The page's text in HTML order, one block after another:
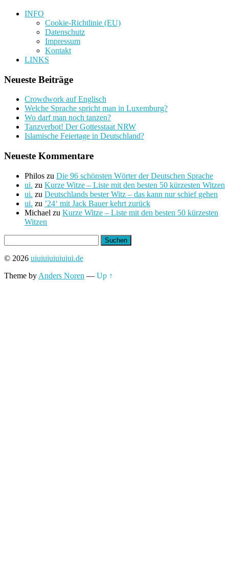
INFO
Cookie-Richtlinie (EU)
Datenschutz
Impressum
Kontakt
LINKS
Neueste Beiträge
Crowdwork auf Englisch
Welche Sprache spricht man in Luxemburg?
Wo darf man noch tanzen?
Tanzverbot! Der Gottesstaat NRW
Islamische Feiertage in Deutschland?
Neueste Kommentare
Philos zu Die 96 schönsten Wörter der Deutschen Sprache
ui. zu Kurze Witze – Liste mit den besten 50 kürzesten Witzen
ui. zu Deutschlands bester Witz – das kann nur schief gehen
ui. zu ’24‘ mit Jack Bauer kehrt zurück
Michael zu Kurze Witze – Liste mit den besten 50 kürzesten
Witzen
nach:
© 2026 uiuiuiuiuiuiui.de
Theme by Anders Noren — Up ↑